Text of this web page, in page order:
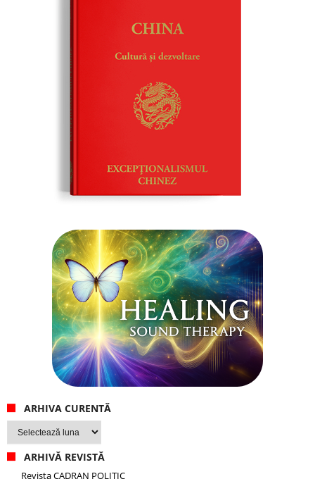
ARHIVA CURENTĂ
Arhiva
ARHIVĂ REVISTĂ
Revista CADRAN POLITIC